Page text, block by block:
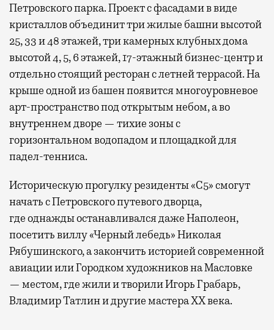
Петровского парка. Проект с фасадами в виде
кристаллов объединит три жилые башни высотой
25, 33 и 48 этажей, три камерных клубных дома
высотой 4, 5, 6 этажей, 17-этажный бизнес-центр и
отдельно стоящий ресторан с летней террасой. На
крыше одной из башен появится многоуровневое
арт-пространство под открытым небом, а во
внутреннем дворе — тихие зоны с
горизонтальном водопадом и площадкой для
падел-тенниса.
Историческую прогулку резиденты «С5» смогут
начать с Петровского путевого дворца,
гдеоднажды останавливался даже Наполеон,
посетить виллу «Черный лебедь» Николая
Рябушинского, а закончить историей современной
авиации или Городком художников на Масловке
— местом, где жили и творили Игорь Грабарь,
Владимир Татлин и другие мастера XX века.